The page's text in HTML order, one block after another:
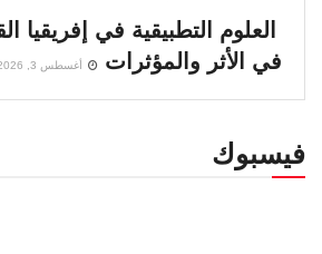
العلوم التطبيقية في إفريقيا
في الأثر والمؤثرات
أغسطس 3, 2026
فيسبوك